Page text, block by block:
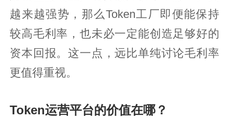
越来越强势，那么Token工厂即便能保持
较高毛利率，也未必一定能创造足够好的
资本回报。这一点，远比单纯讨论毛利率
更值得重视。
Token运营平台的价值在哪？